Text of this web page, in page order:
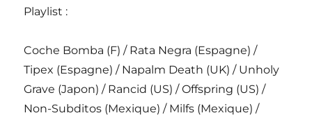
Playlist :
Coche Bomba (F) / Rata Negra (Espagne) /
Tipex (Espagne) / Napalm Death (UK) / Unholy
Grave (Japon) / Rancid (US) / Offspring (US) /
Non-Subditos (Mexique) / Milfs (Mexique) /